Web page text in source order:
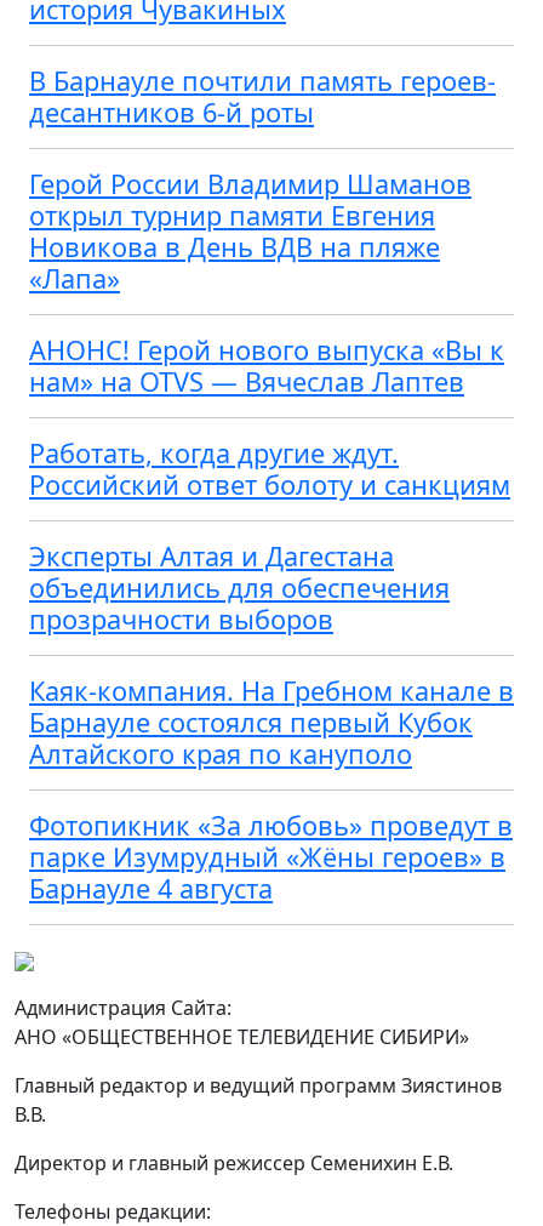
история Чувакиных
В Барнауле почтили память героев-
десантников 6-й роты
Герой России Владимир Шаманов
открыл турнир памяти Евгения
Новикова в День ВДВ на пляже
«Лапа»
АНОНС! Герой нового выпуска «Вы к
нам» на OTVS — Вячеслав Лаптев
Работать, когда другие ждут.
Российский ответ болоту и санкциям
Эксперты Алтая и Дагестана
объединились для обеспечения
прозрачности выборов
Каяк-компания. На Гребном канале в
Барнауле состоялся первый Кубок
Алтайского края по кануполо
Фотопикник «За любовь» проведут в
парке Изумрудный «Жёны героев» в
Барнауле 4 августа
Администрация Сайта:
АНО «ОБЩЕСТВЕННОЕ ТЕЛЕВИДЕНИЕ СИБИРИ»
Главный редактор и ведущий программ Зиястинов
В.В.
Директор и главный режиссер Семенихин Е.В.
Телефоны редакции: